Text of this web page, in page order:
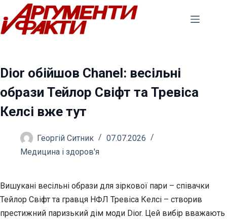
Перейти
до
вмісту
Dior обійшов Chanel: весільні
образи Тейлор Свіфт та Тревіса
Келсі вже тут
Георгій Ситник
07.07.2026
Медицина і здоров'я
Вишукані весільні образи для зіркової пари – співачки
Тейлор Свіфт та гравця НФЛ Тревіса Келсі – створив
престижний паризький дім моди Dior. Цей вибір вважають